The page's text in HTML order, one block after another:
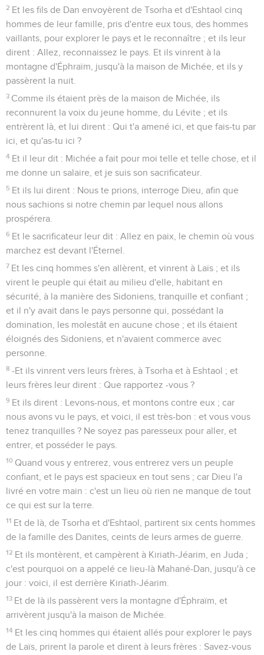
2 Et les fils de Dan envoyèrent de Tsorha et d'Eshtaol cinq
hommes de leur famille, pris d'entre eux tous, des hommes
vaillants, pour explorer le pays et le reconnaître ; et ils leur
dirent : Allez, reconnaissez le pays. Et ils vinrent à la
montagne d'Éphraïm, jusqu'à la maison de Michée, et ils y
passèrent la nuit.
3 Comme ils étaient près de la maison de Michée, ils
reconnurent la voix du jeune homme, du Lévite ; et ils
entrèrent là, et lui dirent : Qui t'a amené ici, et que fais-tu par
ici, et qu'as-tu ici ?
4 Et il leur dit : Michée a fait pour moi telle et telle chose, et il
me donne un salaire, et je suis son sacrificateur.
5 Et ils lui dirent : Nous te prions, interroge Dieu, afin que
nous sachions si notre chemin par lequel nous allons
prospérera.
6 Et le sacrificateur leur dit : Allez en paix, le chemin où vous
marchez est devant l'Éternel.
7 Et les cinq hommes s'en allèrent, et vinrent à Laïs ; et ils
virent le peuple qui était au milieu d'elle, habitant en
sécurité, à la manière des Sidoniens, tranquille et confiant ;
et il n'y avait dans le pays personne qui, possédant la
domination, les molestât en aucune chose ; et ils étaient
éloignés des Sidoniens, et n'avaient commerce avec
personne.
8 -Et ils vinrent vers leurs frères, à Tsorha et à Eshtaol ; et
leurs frères leur dirent : Que rapportez -vous ?
9 Et ils dirent : Levons-nous, et montons contre eux ; car
nous avons vu le pays, et voici, il est très-bon : et vous vous
tenez tranquilles ? Ne soyez pas paresseux pour aller, et
entrer, et posséder le pays.
10 Quand vous y entrerez, vous entrerez vers un peuple
confiant, et le pays est spacieux en tout sens ; car Dieu l'a
livré en votre main : c'est un lieu où rien ne manque de tout
ce qui est sur la terre.
11 Et de là, de Tsorha et d'Eshtaol, partirent six cents hommes
de la famille des Danites, ceints de leurs armes de guerre.
12 Et ils montèrent, et campèrent à Kiriath-Jéarim, en Juda ;
c'est pourquoi on a appelé ce lieu-là Mahané-Dan, jusqu'à ce
jour : voici, il est derrière Kiriath-Jéarim.
13 Et de là ils passèrent vers la montagne d'Éphraïm, et
arrivèrent jusqu'à la maison de Michée.
14 Et les cinq hommes qui étaient allés pour explorer le pays
de Laïs, prirent la parole et dirent à leurs frères : Savez-vous